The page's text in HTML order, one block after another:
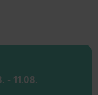
- 11.08.